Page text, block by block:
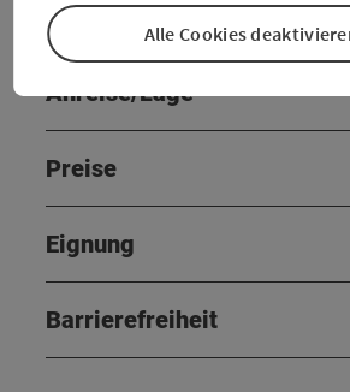
Veranstaltungsort
Anreise/Lage
Preise
Eignung
Barrierefreiheit
Alle Cookies